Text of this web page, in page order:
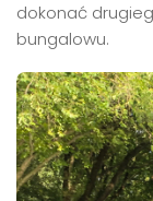
dokonać
bungalowu.